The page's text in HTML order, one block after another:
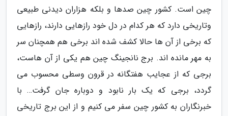
چین است. کشور چین صدها و بلکه هزاران دیدنی طبیعی
وتاریخی دارد که هر کدام در دل خود رازهایی دارند، رازهایی
که برخی از آن ها حالا کشف شده اند برخی هم همچنان سر
به مهر مانده اند. برج نانجینگ چین هم یکی از آن هاست،
برجی که از عجایب هفتگانه در قرون وسطی محسوب می
گردد، برجی که یک بار نابود و دوباره جان گرفت… با
خبرنگاران به کشور چین سفر می کنیم و از این برج تاریخی